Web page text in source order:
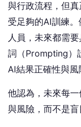
與行政流程，但
受足夠的AI訓練
人員，未來都需
詞（Prompting）
AI結果正確性與風
他認為，未來每
與風險，而不是盲